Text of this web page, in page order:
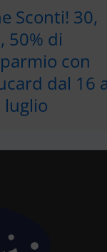
Sconti! 30,
50% di
con
dal 16
luglio